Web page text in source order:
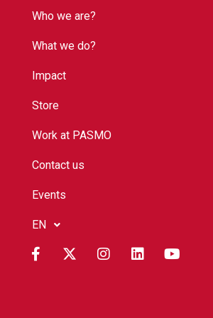
Who we are?
What we do?
Impact
Store
Work at PASMO
Contact us
Events
EN